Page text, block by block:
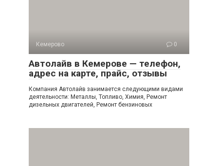
Кемерово 0
Автолайв в Кемерове — телефон,
адрес на карте, прайс, отзывы
Компания Автолайв занимается следующими видами
деятельности: Металлы, Топливо, Химия, Ремонт
дизельных двигателей, Ремонт бензиновых